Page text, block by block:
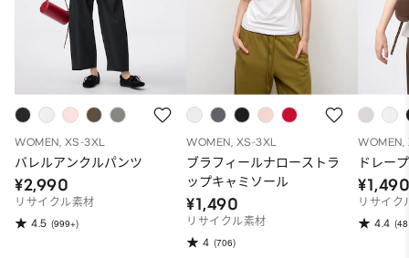
WOMEN, XS-3XL
バレルアンクルパンツ
¥2,990
リサイクル素材
4.5 (999+)
WOMEN, XS-3XL
ブラフィールナローストラ
ップキャミソール
¥1,490
リサイクル素材
4 (706)
WOMEN,
ドレー
リサイク
4.4